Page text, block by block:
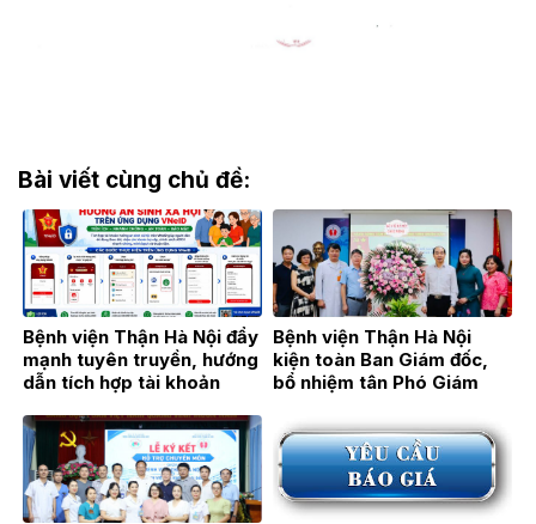
Bài viết cùng chủ đề:
Bệnh viện Thận Hà Nội đẩy
mạnh tuyên truyền, hướng
dẫn tích hợp tài khoản
ứng dụng VNeID
Bệnh viện Thận Hà Nội
kiện toàn Ban Giám đốc,
bổ nhiệm tân Phó Giám
Bích Hằng